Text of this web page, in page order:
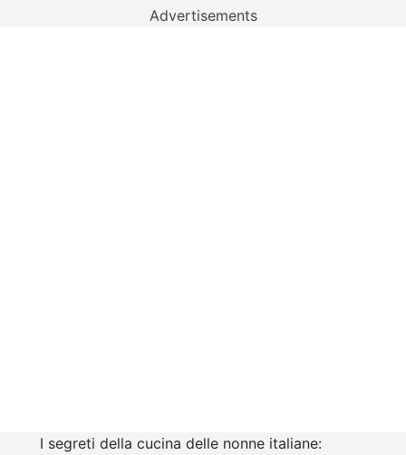
Advertisements
I segreti della cucina delle nonne italiane: